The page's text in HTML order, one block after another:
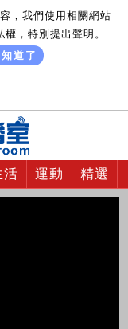
，我們使用相關網站
，特別提出聲明。
知道了
活 運動 精選